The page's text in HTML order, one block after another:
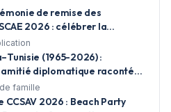
de remise des
2026 : célébrer la
les talents de
(1965-2026) :
diplomatique racontée
famille
CCSAV 2026 : Beach Party